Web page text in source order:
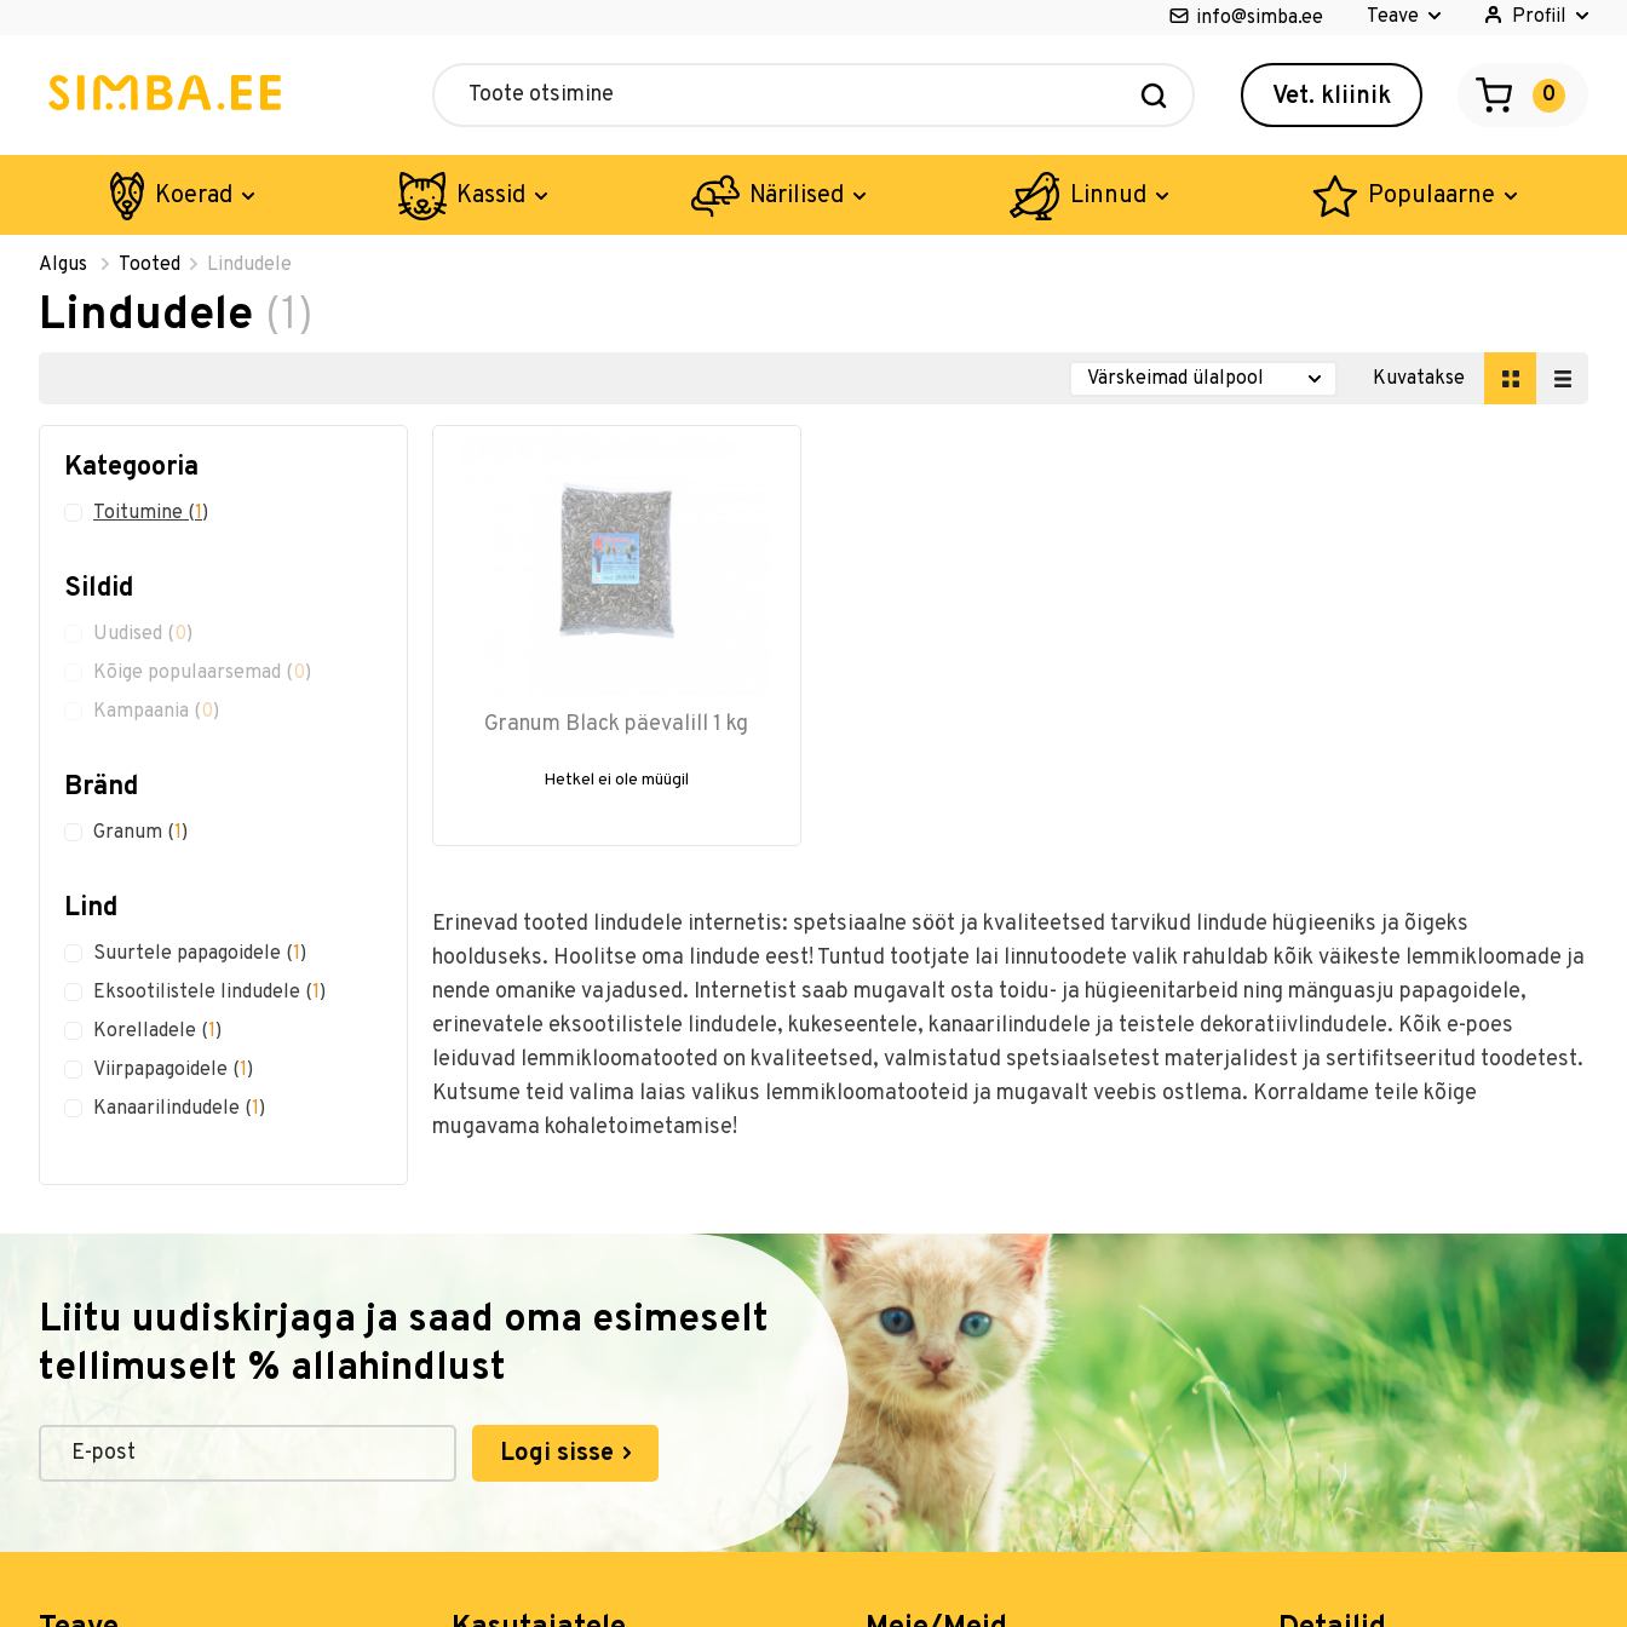
info@simba.ee Teave Profiil
Vet. kliinik 0
Koerad Kassid Närilised Linnud Populaarne
Algus Tooted Lindudele
Lindudele (1)
Kuvatakse
Kategooria
Toitumine(1)
Sildid
Uudised (0)
Kõige populaarsemad (0)
Kampaania (0)
Bränd
Granum (1)
Lind
Suurtele papagoidele (1)
Eksootilistele lindudele (1)
Korelladele (1)
Viirpapagoidele (1)
Kanaarilindudele (1)
Granum Black päevalill 1 kg
Hetkel ei ole müügil
Erinevad tooted lindudele internetis: spetsiaalne sööt ja kvaliteetsed tarvikud lindude hügieeniks ja õigeks
hoolduseks. Hoolitse oma lindude eest! Tuntud tootjate lai linnutoodete valik rahuldab kõik väikeste lemmikloomade ja
nende omanike vajadused. Internetist saab mugavalt osta toidu- ja hügieenitarbeid ning mänguasju papagoidele,
erinevatele eksootilistele lindudele, kukeseentele, kanaarilindudele ja teistele dekoratiivlindudele. Kõik e-poes
leiduvad lemmikloomatooted on kvaliteetsed, valmistatud spetsiaalsetest materjalidest ja sertifitseeritud toodetest.
Kutsume teid valima laias valikus lemmikloomatooteid ja mugavalt veebis ostlema. Korraldame teile kõige
mugavama kohaletoimetamise!
Liitu uudiskirjaga ja saad oma esimeselt
tellimuselt % allahindlust
Logi sisse